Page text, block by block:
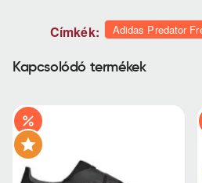
Címkék: Adidas Predator
Kapcsolódó termékek